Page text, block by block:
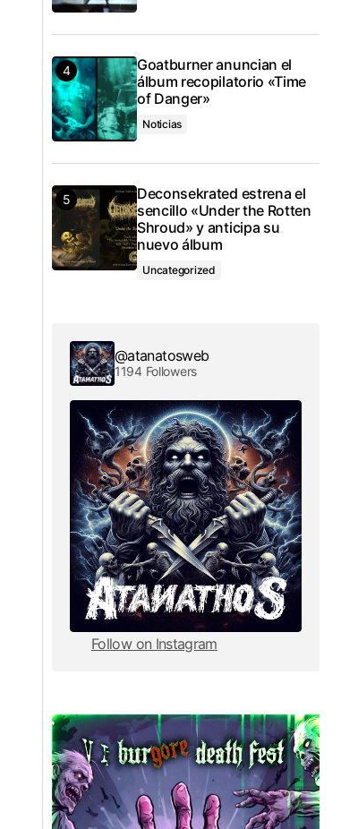
Goatburner anuncian el
álbum recopilatorio «Time
of Danger»
Noticias
Deconsekrated estrena el
sencillo «Under the Rotten
Shroud» y anticipa su
nuevo álbum
Uncategorized
@atanatosweb
1194 Followers
Follow on Instagram